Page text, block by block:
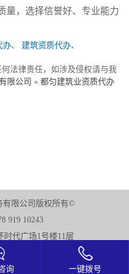
量，选择信誉好、专业能力
办、 建筑资质代办、
法律责任，如涉及侵权请与我
限公司 » 都匀建筑业资质代办
有限公司版权所有©
919 10243
时代广场1号楼11层
询

一键拨号